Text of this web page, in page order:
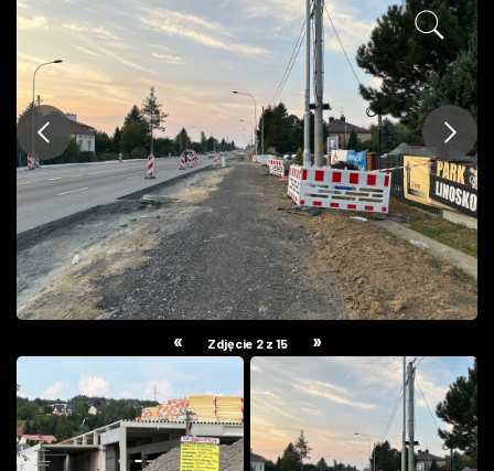
W RZESZOWIE
« Zdjęcie 2 z 15 »